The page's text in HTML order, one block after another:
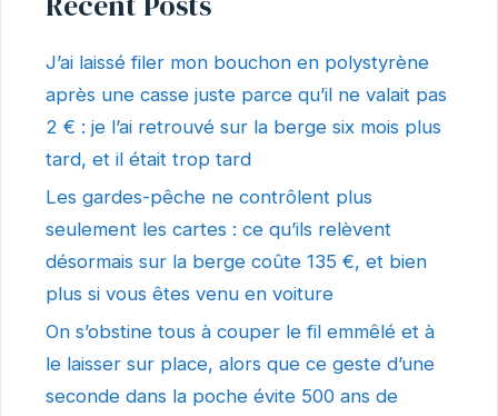
J’ai laissé filer mon bouchon en polystyrène
après une casse juste parce qu’il ne valait pas
2 € : je l’ai retrouvé sur la berge six mois plus
tard, et il était trop tard
Les gardes-pêche ne contrôlent plus
seulement les cartes : ce qu’ils relèvent
désormais sur la berge coûte 135 €, et bien
plus si vous êtes venu en voiture
On s’obstine tous à couper le fil emmêlé et à
le laisser sur place, alors que ce geste d’une
seconde dans la poche évite 500 ans de